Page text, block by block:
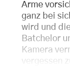
Arme
ganz bei
wird und
Batchelor
Kamera
vergessen